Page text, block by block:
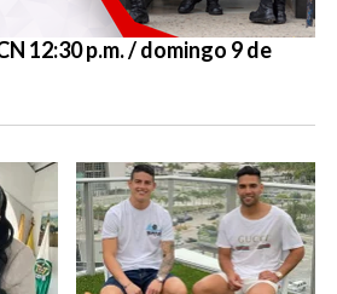
12:30 p.m. / domingo 9 de